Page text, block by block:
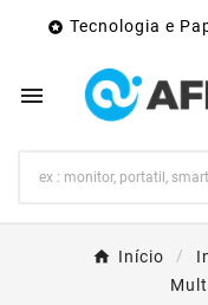
 Tecnologia e

Início